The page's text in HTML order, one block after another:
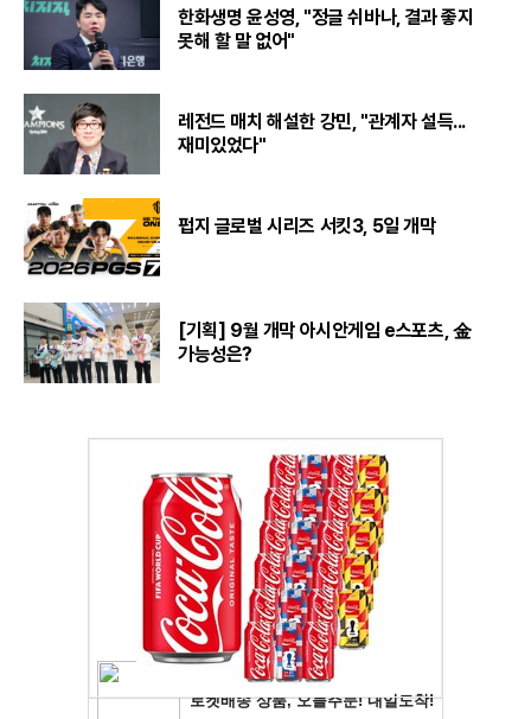
한화생명 윤성영, "정글 쉬바나, 결과 좋지
못해 할 말 없어"
레전드 매치 해설한 강민, "관계자 설득...
재미있었다"
펍지 글로벌 시리즈 서킷3, 5일 개막
[기획] 9월 개막 아시안게임 e스포츠, 金
가능성은?